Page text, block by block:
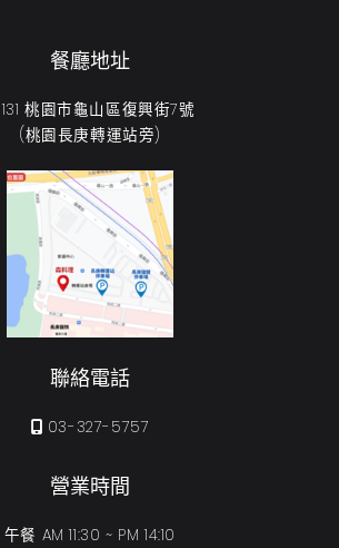
餐廳地址
131 桃園市龜山區復興街7號
(桃園長庚轉運站旁)
聯絡電話
03-327-5757
營業時間
午餐 AM 11:30 ~ PM 14:10